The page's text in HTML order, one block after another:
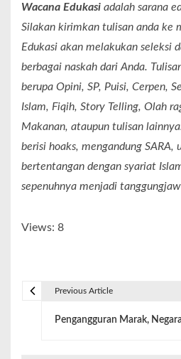
Wacana Edukasi adalah sarana
Silakan kirimkan tulisan anda ke
Edukasi akan melakukan seleksi
berbagai naskah dari Anda.
berupa Opini, SP, Puisi, Cerpen,
Islam, Fiqih, Story Telling, Olah
Makanan, ataupun tulisan
berisi hoaks, mengandung SARA,
bertentangan dengan syariat
sepenuhnya menjadi
Views: 8
Previous Article
Pengangguran Marak,